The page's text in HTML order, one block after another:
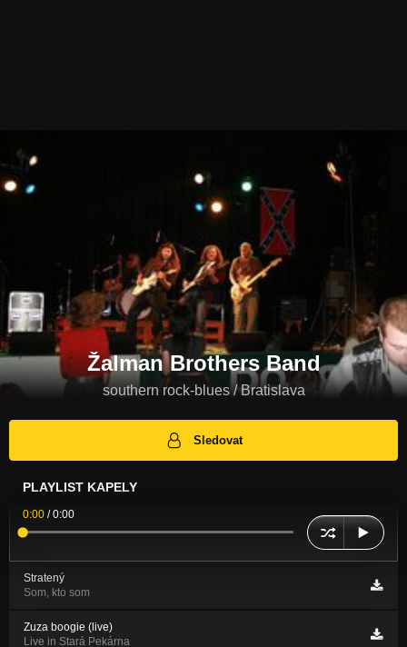
Žalman Brothers Band
southern rock-blues / Bratislava
Sledovat
PLAYLIST KAPELY
0:00 /0:00
Stratený
Som, kto som
Zuza boogie (live)
Live in Stará Pekárna